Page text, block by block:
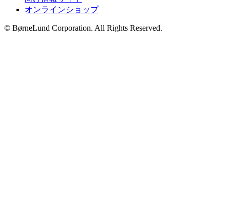
オンラインショップ
© BørneLund Corporation. All Rights Reserved.